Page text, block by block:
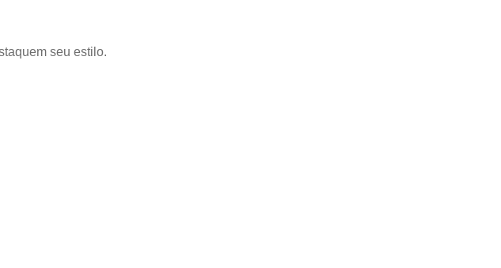
seu estilo.